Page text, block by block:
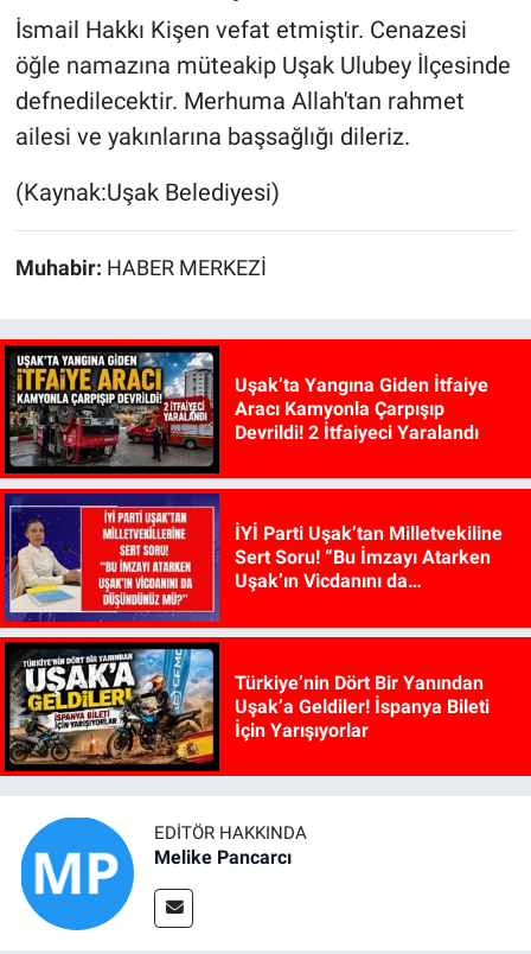
İsmail Hakkı Kişen vefat etmiştir. Cenazesi
öğle namazına müteakip Uşak Ulubey İlçesinde
defnedilecektir. Merhuma Allah'tan rahmet
ailesi ve yakınlarına başsağlığı dileriz.
(Kaynak:Uşak Belediyesi)
Muhabir: HABER MERKEZİ
Uşak’ta Yangına Giden İtfaiye
Aracı Kamyonla Çarpışıp
Devrildi! 2 İtfaiyeci Yaralandı
İYİ Parti Uşak’tan Milletvekiline
Sert Soru! “Bu İmzayı Atarken
Uşak’ın Vicdanını da
Türkiye’nin Dört Bir Yanından
Uşak’a Geldiler! İspanya Bileti
İçin Yarışıyorlar
EDITÖR HAKKINDA
Melike Pancarcı